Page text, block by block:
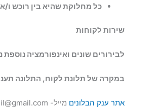
כל מחלוקת שהיא בין רוכש
שירות לקוחות
לבירורים שונים ואינפורמציה נוספת
במקרה של תלונת לקוח, התלונה תענה
אתר ענק הבלונים מייל-